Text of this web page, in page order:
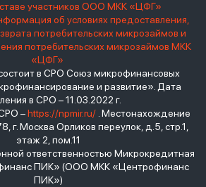
участников ООО МКК «ЦФГ»
об условиях предоставления,
потребительских микрозаймов и
потребительских микрозаймов МКК
«ЦФГ»
в СРО Союз микрофинансовых
и развитие». Дата
в СРО – 11.03.2022 г.
–https://npmir.ru/. Местонахождение
г. Москва Орликов переулок, д.5, стр.1,
этаж 2, пом.11
ответственностью Микрокредитная
ПИК» (ООО МКК «Центрофинанс
ПИК»)